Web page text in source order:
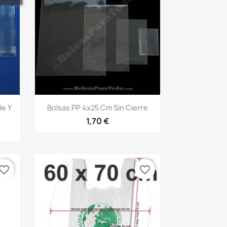
Y
Vista rápida
Bolsas PP 4x25 Cm Sin Cierre
1,70 €
favorite_border